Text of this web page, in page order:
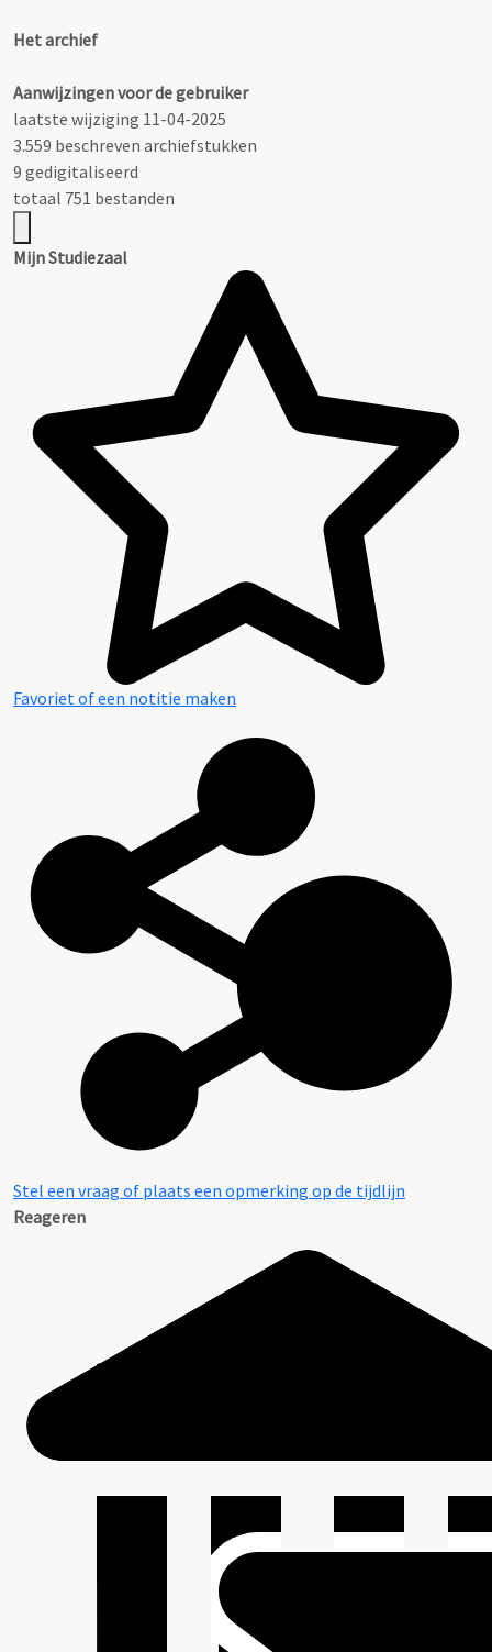
Het archief
Aanwijzingen voor de gebruiker
laatste wijziging 11-04-2025
3.559 beschreven archiefstukken
9 gedigitaliseerd
totaal 751 bestanden
Mijn Studiezaal
Favoriet of een notitie maken
Stel een vraag of plaats een opmerking op de tijdlijn
Reageren